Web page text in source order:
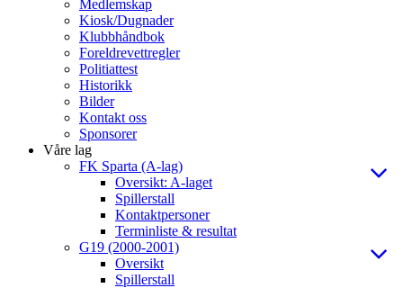
Medlemskap
Kiosk/Dugnader
Klubbhåndbok
Foreldrevettregler
Politiattest
Historikk
Bilder
Kontakt oss
Sponsorer
Våre lag
FK Sparta (A-lag)
Oversikt: A-laget
Spillerstall
Kontaktpersoner
Terminliste & resultat
G19 (2000-2001)
Oversikt
Spillerstall